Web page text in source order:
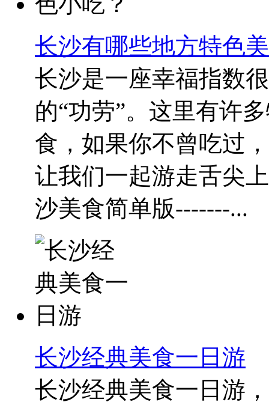
长沙有哪些地方特色
长沙是一座幸福指数
的“功劳”。这里有许
食，如果你不曾吃过
让我们一起游走舌尖
沙美食简单版-------...
长沙经典美食一日游
长沙经典美食一日游